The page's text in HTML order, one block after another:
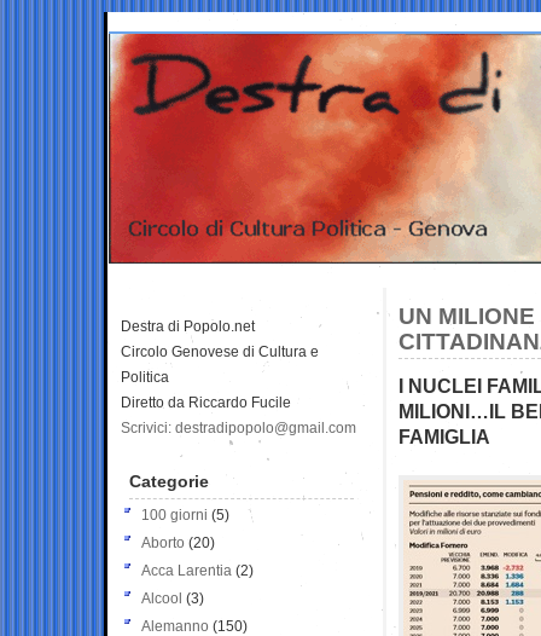
UN
I NUCLEI
MILIONI…IL
FAMIGLIA
Destra di Popolo.net
Circolo Genovese di Cultura e
Politica
Diretto da Riccardo Fucile
Scrivici: destradipopolo@gmail.com
Categorie
100 giorni (5)
Aborto (20)
Acca Larentia (2)
Alcool (3)
Alemanno (150)